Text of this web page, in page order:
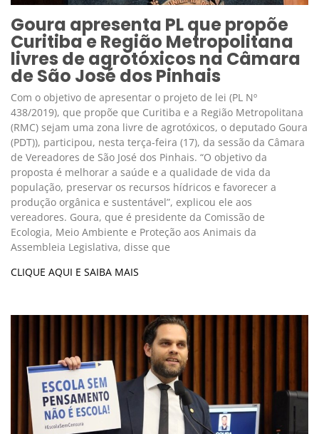
Goura apresenta PL que propõe
Curitiba e Região Metropolitana
livres de agrotóxicos na Câmara
de São José dos Pinhais
Com o objetivo de apresentar o projeto de lei (PL Nº
438/2019), que propõe que Curitiba e a Região Metropolitana
(RMC) sejam uma zona livre de agrotóxicos, o deputado Goura
(PDT)), participou, nesta terça-feira (17), da sessão da Câmara
de Vereadores de São José dos Pinhais. “O objetivo da
proposta é melhorar a saúde e a qualidade de vida da
população, preservar os recursos hídricos e favorecer a
produção orgânica e sustentável”, explicou ele aos
vereadores. Goura, que é presidente da Comissão de
Ecologia, Meio Ambiente e Proteção aos Animais da
Assembleia Legislativa, disse que
CLIQUE AQUI E SAIBA MAIS